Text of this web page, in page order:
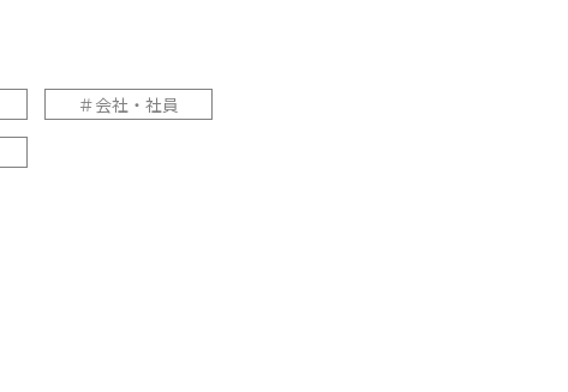
＃会社・社員